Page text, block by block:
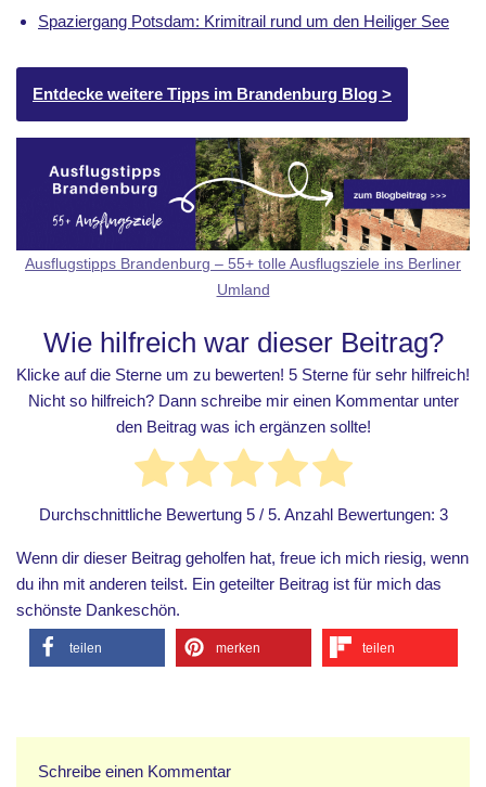
Spaziergang Potsdam: Krimitrail rund um den Heiliger See
Entdecke weitere Tipps im Brandenburg Blog >
Ausflugstipps Brandenburg – 55+ tolle Ausflugsziele ins Berliner
Umland
Wie hilfreich war dieser Beitrag?
Klicke auf die Sterne um zu bewerten! 5 Sterne für sehr hilfreich!
Nicht so hilfreich? Dann schreibe mir einen Kommentar unter
den Beitrag was ich ergänzen sollte!
Durchschnittliche Bewertung 5/ 5. Anzahl Bewertungen: 3
Wenn dir dieser Beitrag geholfen hat, freue ich mich riesig, wenn
du ihn mit anderen teilst. Ein geteilter Beitrag ist für mich das
schönste Dankeschön.
teilen merken teilen
Schreibe einen Kommentar